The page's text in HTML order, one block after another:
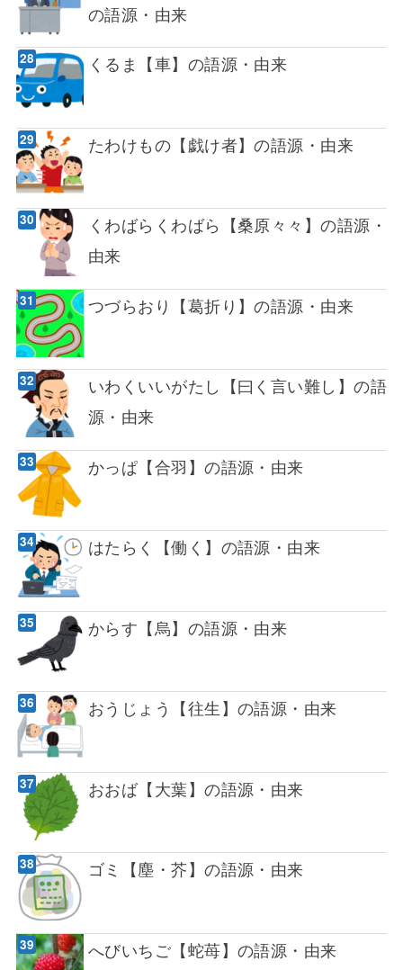
の語源・由来
くるま【車】の語源・由来
たわけもの【戯け者】の語源・由来
くわばらくわばら【桑原々々】の語源・
由来
つづらおり【葛折り】の語源・由来
いわくいいがたし【曰く言い難し】の語
源・由来
かっぱ【合羽】の語源・由来
はたらく【働く】の語源・由来
からす【烏】の語源・由来
おうじょう【往生】の語源・由来
おおば【大葉】の語源・由来
ゴミ【塵・芥】の語源・由来
へびいちご【蛇苺】の語源・由来